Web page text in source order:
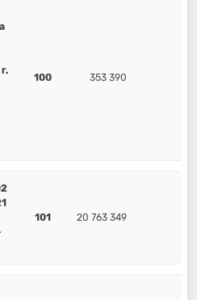
100 353 390
101 20 763 349